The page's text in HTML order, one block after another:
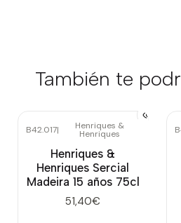
También te
Agotado
B42.017| Henriques &
Henriques
Henriques &
Henriques Sercial
Madeira 15 años 75cl
51,40€